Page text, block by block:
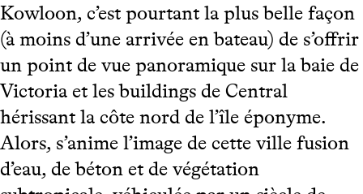
Kowloon, c’est pourtant la plus belle façon
(à moins d’une arrivée en bateau) de s’offrir
un point de vue panoramique sur la baie de
Victoria et les buildings de Central
hérissant la côte nord de l’île éponyme.
Alors, s’anime l’image de cette ville fusion
d’eau, de béton et de végétation